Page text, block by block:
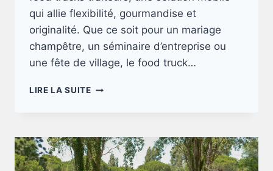
qui allie flexibilité, gourmandise et
originalité. Que ce soit pour un mariage
champêtre, un séminaire d’entreprise ou
une fête de village, le food truck…
LIRE LA SUITEFOOD
L’EXPÉRIENCE
CULINAIRE
RÉVOLUTIONNAIRE